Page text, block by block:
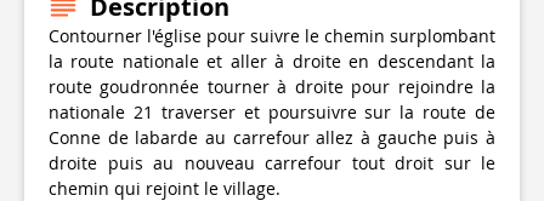
Description
Contourner l'église pour suivre le chemin surplombant
la route nationale et aller à droite en descendant la
route goudronnée tourner à droite pour rejoindre la
nationale 21 traverser et poursuivre sur la route de
Conne de labarde au carrefour allez à gauche puis à
droite puis au nouveau carrefour tout droit sur le
chemin qui rejoint le village.